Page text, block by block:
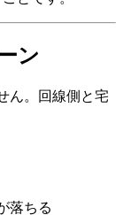
ン
ん。回線側と宅
落ちる